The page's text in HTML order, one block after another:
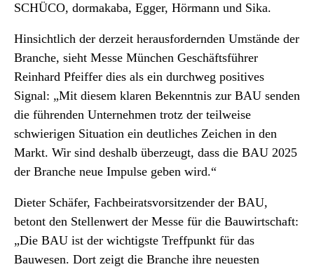
SCHÜCO, dormakaba, Egger, Hörmann und Sika.
Hinsichtlich der derzeit herausfordernden Umstände der
Branche, sieht Messe München Geschäftsführer
Reinhard Pfeiffer dies als ein durchweg positives
Signal: „Mit diesem klaren Bekenntnis zur BAU senden
die führenden Unternehmen trotz der teilweise
schwierigen Situation ein deutliches Zeichen in den
Markt. Wir sind deshalb überzeugt, dass die BAU 2025
der Branche neue Impulse geben wird.“
Dieter Schäfer, Fachbeiratsvorsitzender der BAU,
betont den Stellenwert der Messe für die Bauwirtschaft:
„Die BAU ist der wichtigste Treffpunkt für das
Bauwesen. Dort zeigt die Branche ihre neuesten